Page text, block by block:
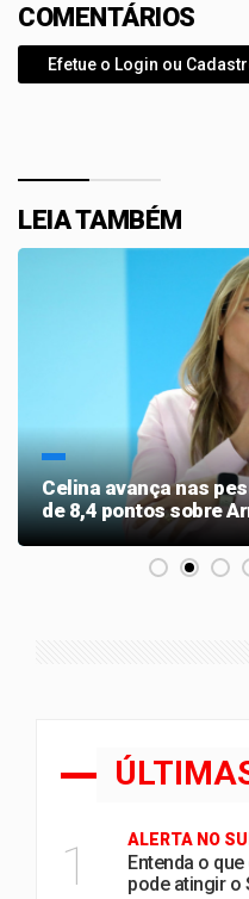
COMENTÁRIOS
Efetue o Login ou
LEIA TAMBÉM
Celina avança nas
de 8,4 pontos sobre
1 ALERTA NO
Entenda o
pode atingir o